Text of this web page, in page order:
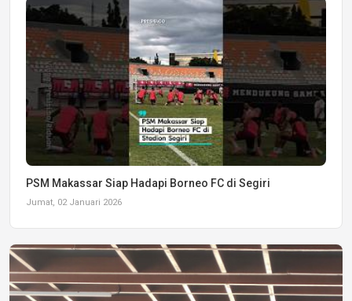
PSM Makassar Siap Hadapi Borneo FC di Segiri
Jumat, 02 Januari 2026